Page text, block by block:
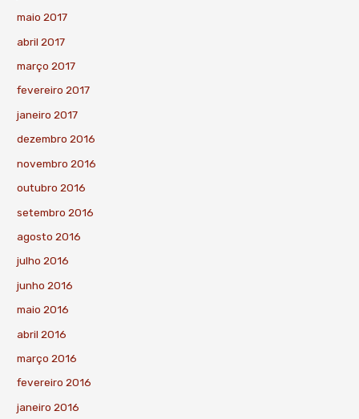
maio 2017
abril 2017
março 2017
fevereiro 2017
janeiro 2017
dezembro 2016
novembro 2016
outubro 2016
setembro 2016
agosto 2016
julho 2016
junho 2016
maio 2016
abril 2016
março 2016
fevereiro 2016
janeiro 2016